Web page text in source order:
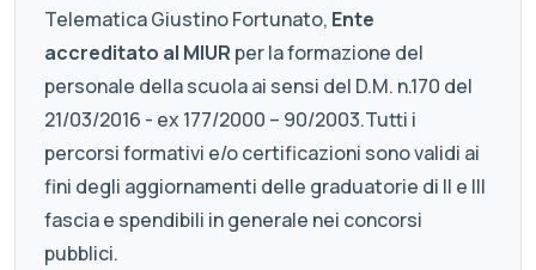
Telematica Giustino Fortunato, Ente
accreditato al MIUR per la formazione del
personale della scuola ai sensi del D.M. n.170 del
21/03/2016 - ex 177/2000 – 90/2003.Tutti i
percorsi formativi e/o certificazioni sono validi ai
fini degli aggiornamenti delle graduatorie di II e III
fascia e spendibili in generale nei concorsi
pubblici.